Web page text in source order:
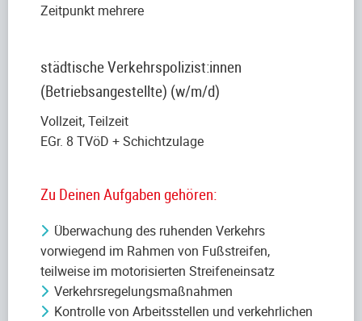
Zeitpunkt mehrere
städtische Verkehrspolizist:innen
(Betriebsangestellte) (w/m/d)
Vollzeit, Teilzeit
EGr. 8 TVöD + Schichtzulage
Zu Deinen Aufgaben gehören:
Überwachung des ruhenden Verkehrs
vorwiegend im Rahmen von Fußstreifen,
teilweise im motorisierten Streifeneinsatz
Verkehrsregelungsmaßnahmen
Kontrolle von Arbeitsstellen und verkehrlichen